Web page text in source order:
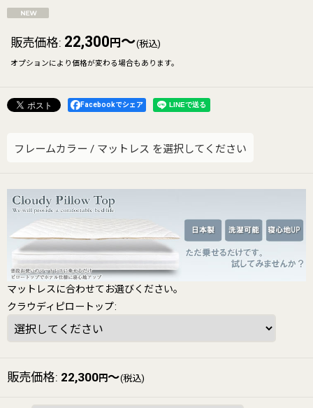
販売価格: 22,300 円 ～(税込)
オプションにより価格が変わる場合もあります。
Facebookでシェア
フレームカラー / マットレス を選択してください
マットレスに合わせてお選びください。
クラウディピロートップ:
販売価格: 22,300円～(税込)